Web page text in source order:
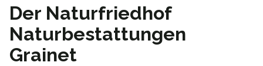
Der Naturfriedhof
Naturbestattungen
Grainet